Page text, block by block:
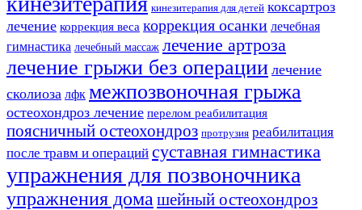
кинезитерапия для детей коксартроз
лечение коррекция веса коррекция осанки лечебная
гимнастика лечебный массаж лечение артроза
лечение грыжи без операции лечение
сколиоза лфк межпозвоночная грыжа
остеохондроз лечение перелом реабилитация
поясничный остеохондроз протрузия реабилитация
после травм и операций суставная гимнастика
упражнения для позвоночника
упражнения дома шейный остеохондроз